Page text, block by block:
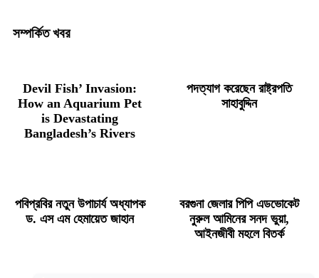
সম্পর্কিত খবর
Devil Fish’ Invasion:
How an Aquarium Pet
is Devastating
Bangladesh’s Rivers
পদত্যাগ করেছেন রাষ্ট্রপতি
সাহাবুদ্দিন
পবিপ্রবির নতুন উপাচার্য অধ্যাপক
ড. এস এম হেমায়েত জাহান
বরগুনা জেলার পিপি এডভোকেট
নুরুল আমিনের সনদ ভুয়া,
আইনজীবী মহলে বিতর্ক